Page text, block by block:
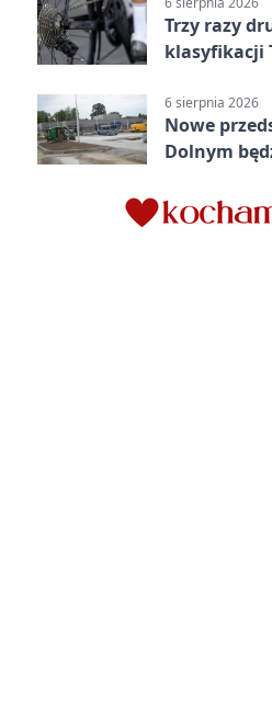
Trzy razy
klasyfikacji
6 sierpnia 2026
Nowe
Dolnym